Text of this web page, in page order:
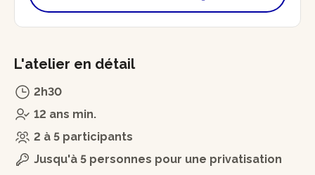
L'atelier en détail
2h30
12 ans min.
2 à 5 participants
Jusqu'à 5 personnes pour une privatisation